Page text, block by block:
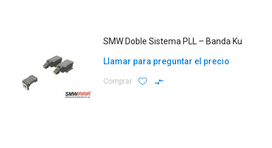
SMW Doble Sistema PLL – Banda Ku
Llamar para preguntar el precio
Comprar